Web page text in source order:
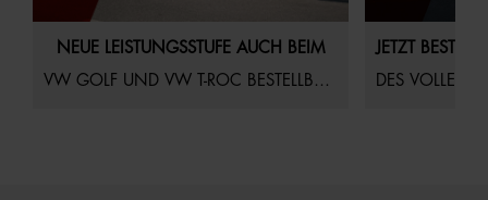
NEUE LEISTUNGSSTUFE AUCH BEIM
VW GOLF UND VW T-ROC BESTELLBAR!
DES